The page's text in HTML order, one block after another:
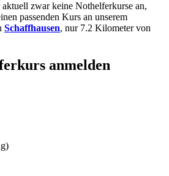
zwar keine Nothelferkurse an,
passenden Kurs an unserem
Schaffhausen, nur 7.2 Kilometer von
anmelden